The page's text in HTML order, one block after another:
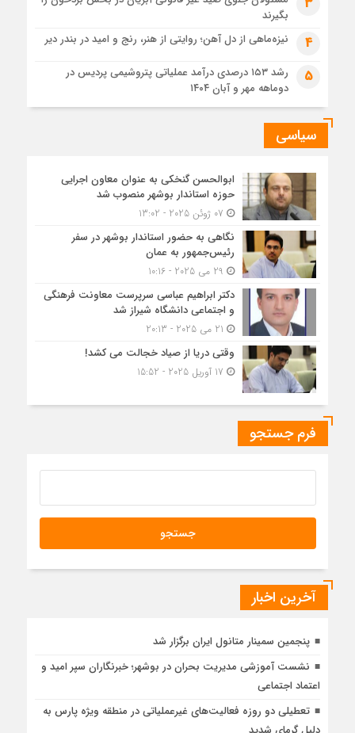
بگیرند
4 نیزه‌ماهی از دل آهن؛ روایتی از هنر، رنج و امید در بندر دیر
5
رشد ۱۵۳ درصدی درآمد عملیاتی پتروشیمی پردیس در
دوماهه مهر و آبان ۱۴۰۴
سیاسی
ابوالحسن گنخکی به عنوان معاون اجرایی
حوزه استاندار بوشهر منصوب شد
نگاهی به حضور استاندار بوشهر در سفر
رئیس‌جمهور به عمان
دکتر ابراهیم عباسی سرپرست معاونت فرهنگی
و اجتماعی دانشگاه شیراز شد
وقتی دریا از صیاد خجالت می کشد!
فرم جستجو
آخرین اخبار
پنجمین سمینار متانول ایران برگزار شد
نشست آموزشی مدیریت بحران در بوشهر؛ خبرنگاران سپر امید و
اعتماد اجتماعی
تعطیلی دو روزه فعالیت‌های غیرعملیاتی در منطقه ویژه پارس به